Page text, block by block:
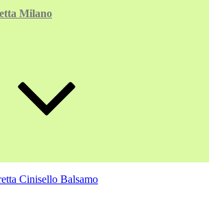
Milano
Cinisello Balsamo